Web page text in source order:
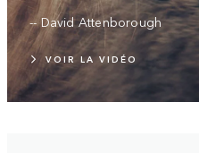
-- David Attenborough
VOIR LA VIDÉO